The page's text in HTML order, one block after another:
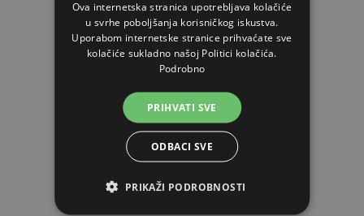
Ova internetska stranica upotrebljava kolačiće
u svrhe poboljšanja korisničkog iskustva.
Uporabom internetske stranice prihvaćate sve
kolačiće sukladno našoj Politici kolačića.
Podrobno
PRIHVATI SVE
ODBACI SVE
PRIKAŽI PODROBNOSTI